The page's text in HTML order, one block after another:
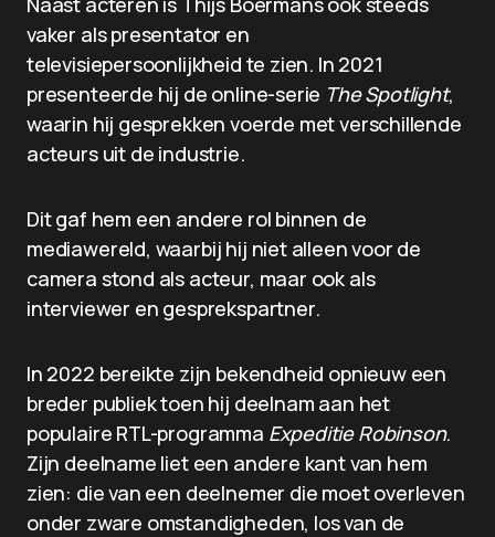
vaker als presentator en
televisiepersoonlijkheid te zien. In 2021
presenteerde hij de online-serie The Spotlight,
waarin hij gesprekken voerde met verschillende
acteurs uit de industrie.
Dit gaf hem een andere rol binnen de
mediawereld, waarbij hij niet alleen voor de
camera stond als acteur, maar ook als
interviewer en gesprekspartner.
In 2022 bereikte zijn bekendheid opnieuw een
breder publiek toen hij deelnam aan het
populaire RTL-programma Expeditie Robinson.
Zijn deelname liet een andere kant van hem
zien: die van een deelnemer die moet overleven
onder zware omstandigheden, los van de